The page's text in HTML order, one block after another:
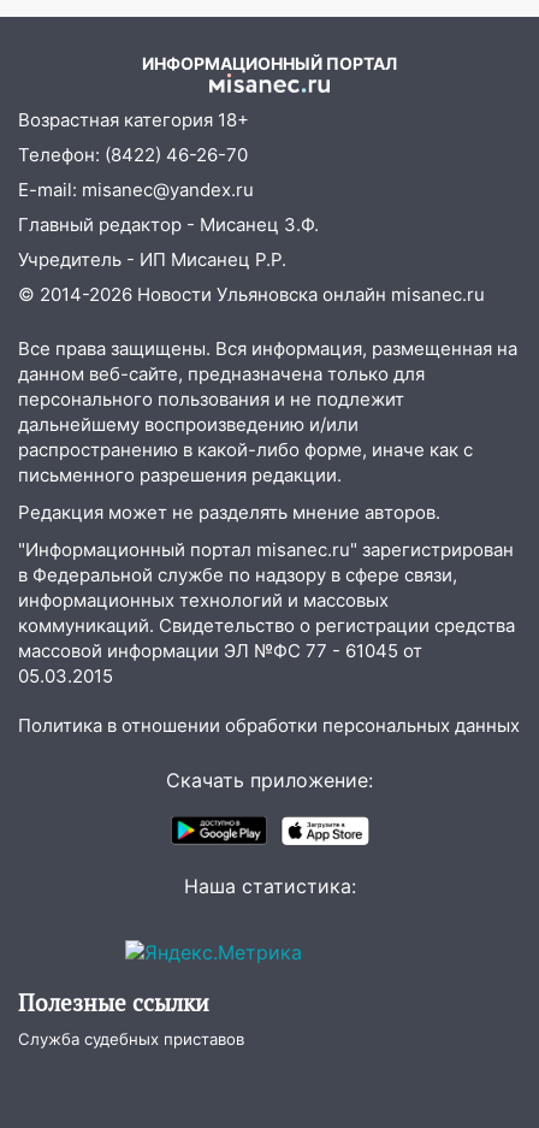
Бога в СИЗО
В Ульяновске директора фирмы
будут судить за неуплату налогов на 48
млн рублей
08:22 Подросток на питбайке сбил
велосипедистку: пострадали двое
07:20 Жара возвращается: ожидается
знойный и сухой четверг
06:00 Под Ульяновском при развороте
пострадал 38-летний водитель
иномарки
05:00 «Каждая пятая женщина и каждый
второй мужчина в мире сталкиваются с
алопецией»: врач рассказал, чем может
быть вызвано облысение и как с этим
справиться
03:30 Гороскоп на 7 августа: пятница
принесет прилив творческой энергии и
отличные шансы исправить старые
ошибки
23:20
Прогноз погоды на 7 августа в
Ульяновской области
Ульяновцев приглашают на забег,
посвящённый Дню воздушного флота
руководителя частной компании
наказали за сокрытие прошлого своего
18:02 В Ульяновск едут звезды
ИНФОРМАЦИОННЫЙ ПОРТАЛ
Возрастная категория 18+
Телефон: (8422) 46-26-70
E-mail: misanec@yandex.ru
Главный редактор - Мисанец З.Ф.
Учредитель - ИП Мисанец Р.Р.
© 2014-2026 Новости Ульяновска онлайн misanec.ru
Все права защищены. Вся информация, размещенная на
данном веб-сайте, предназначена только для
персонального пользования и не подлежит
дальнейшему воспроизведению и/или
распространению в какой-либо форме, иначе как с
письменного разрешения редакции.
Редакция может не разделять мнение авторов.
"Информационный портал misanec.ru" зарегистрирован
в Федеральной службе по надзору в сфере связи,
информационных технологий и массовых
коммуникаций. Свидетельство о регистрации средства
массовой информации ЭЛ №ФС 77 - 61045 от
05.03.2015
Политика в отношении обработки персональных данных
Скачать приложение:
Наша статистика:
Полезные ссылки
Служба судебных приставов